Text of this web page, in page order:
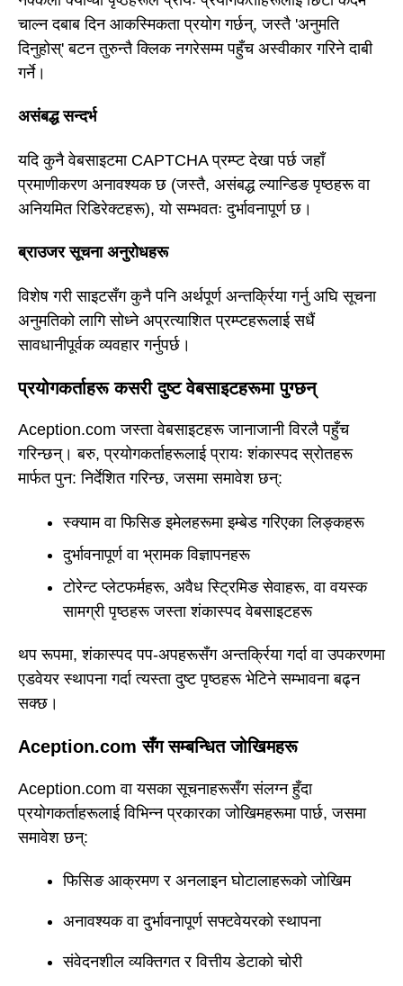
चाल्न दबाब दिन आकस्मिकता प्रयोग गर्छन्, जस्तै 'अनुमति
दिनुहोस्' बटन तुरुन्तै क्लिक नगरेसम्म पहुँच अस्वीकार गरिने दाबी
गर्ने।
असंबद्ध सन्दर्भ
यदि कुनै वेबसाइटमा CAPTCHA प्रम्प्ट देखा पर्छ जहाँ
प्रमाणीकरण अनावश्यक छ (जस्तै, असंबद्ध ल्यान्डिङ पृष्ठहरू वा
अनियमित रिडिरेक्टहरू), यो सम्भवतः दुर्भावनापूर्ण छ।
ब्राउजर सूचना अनुरोधहरू
विशेष गरी साइटसँग कुनै पनि अर्थपूर्ण अन्तर्क्रिया गर्नु अघि सूचना
अनुमतिको लागि सोध्ने अप्रत्याशित प्रम्प्टहरूलाई सधैं
सावधानीपूर्वक व्यवहार गर्नुपर्छ।
प्रयोगकर्ताहरू कसरी दुष्ट वेबसाइटहरूमा पुग्छन्
Aception.com जस्ता वेबसाइटहरू जानाजानी विरलै पहुँच
गरिन्छन्। बरु, प्रयोगकर्ताहरूलाई प्रायः शंकास्पद स्रोतहरू
मार्फत पुन: निर्देशित गरिन्छ, जसमा समावेश छन्:
स्क्याम वा फिसिङ इमेलहरूमा इम्बेड गरिएका लिङ्कहरू
दुर्भावनापूर्ण वा भ्रामक विज्ञापनहरू
टोरेन्ट प्लेटफर्महरू, अवैध स्ट्रिमिङ सेवाहरू, वा वयस्क
सामग्री पृष्ठहरू जस्ता शंकास्पद वेबसाइटहरू
थप रूपमा, शंकास्पद पप-अपहरूसँग अन्तर्क्रिया गर्दा वा उपकरणमा
एडवेयर स्थापना गर्दा त्यस्ता दुष्ट पृष्ठहरू भेटिने सम्भावना बढ्न
सक्छ।
Aception.com सँग सम्बन्धित जोखिमहरू
Aception.com वा यसका सूचनाहरूसँग संलग्न हुँदा
प्रयोगकर्ताहरूलाई विभिन्न प्रकारका जोखिमहरूमा पार्छ, जसमा
समावेश छन्:
फिसिङ आक्रमण र अनलाइन घोटालाहरूको जोखिम
अनावश्यक वा दुर्भावनापूर्ण सफ्टवेयरको स्थापना
संवेदनशील व्यक्तिगत र वित्तीय डेटाको चोरी